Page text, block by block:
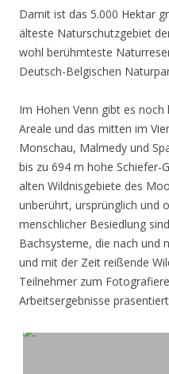
Damit ist das 5.000 Hektar
älteste Naturschutzgebiet
wohl berühmteste
Deutsch-Belgischen
Im Hohen Venn gibt es
Areale und das mitten im
Monschau, Malmedy und
bis zu 694 m hohe Schiefer-
alten Wildnisgebiete des
unberührt, ursprünglich und
menschlicher Besiedlung
Bachsysteme, die nach und
und mit der Zeit reißende
Teilnehmer zum
Arbeitsergebnisse